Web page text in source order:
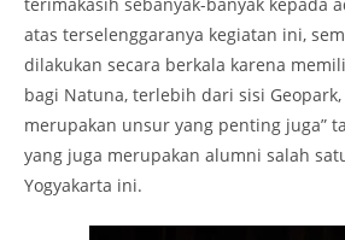
atas terselenggaranya kegiatan ini,
dilakukan secara berkala karena
bagi Natuna, terlebih dari sisi
merupakan unsur yang penting juga”
yang juga merupakan alumni salah
Yogyakarta ini.